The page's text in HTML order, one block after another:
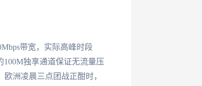
带宽，实际高峰时段
100M独享通道保证无流量压
洲凌晨三点团战正酣时，